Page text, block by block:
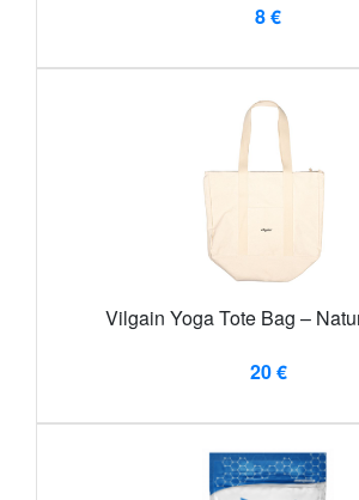
8 €
Vilgain Yoga Tote Bag –
20 €